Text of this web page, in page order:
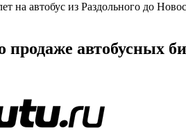
на автобус из Раздольного до
продаже автобусных